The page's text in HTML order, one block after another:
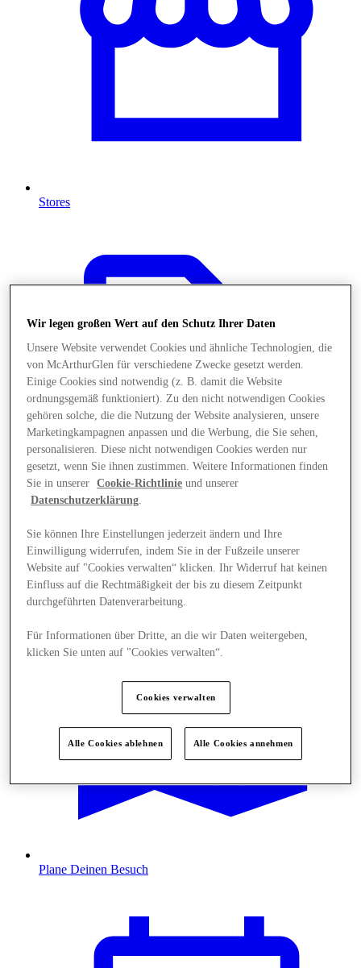
Stores
Angebote
Plane Deinen Besuch
Wir legen großen Wert auf den Schutz Ihrer Daten
Unsere Website verwendet Cookies und ähnliche Technologien, die
von McArthurGlen für verschiedene Zwecke gesetzt werden.
Einige Cookies sind notwendig (z. B. damit die Website
ordnungsgemäß funktioniert). Zu den nicht notwendigen Cookies
gehören solche, die die Nutzung der Website analysieren, unsere
Marketingkampagnen anpassen und die Werbung, die Sie sehen,
personalisieren. Diese nicht notwendigen Cookies werden nur
gesetzt, wenn Sie ihnen zustimmen. Weitere Informationen finden
Sie in unserer
Cookie-Richtlinie und unserer
Datenschutzerklärung.
Sie können Ihre Einstellungen jederzeit ändern und Ihre
Einwilligung widerrufen, indem Sie in der Fußzeile unserer
Website auf "Cookies verwalten“ klicken. Ihr Widerruf hat keinen
Einfluss auf die Rechtmäßigkeit der bis zu diesem Zeitpunkt
durchgeführten Datenverarbeitung.
Für Informationen über Dritte, an die wir Daten weitergeben,
klicken Sie unten auf "Cookies verwalten“.
Cookies verwalten
Alle Cookies ablehnen Alle Cookies annehmen